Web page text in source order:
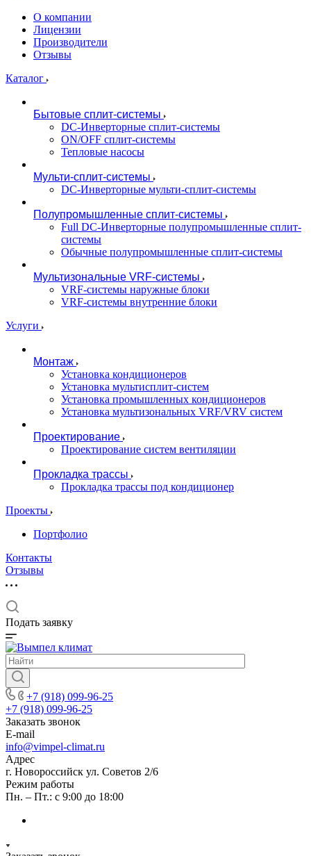
О компании
Лицензии
Производители
Отзывы
Каталог
Бытовые сплит-системы
DC-Инверторные сплит-системы
ON/OFF сплит-системы
Тепловые насосы
Мульти-сплит-системы
DC-Инверторные мульти-сплит-системы
Полупромышленные сплит-системы
Full DC-Инверторные полупромышленные сплит-
системы
Обычные полупромышленные сплит-системы
Мультизональные VRF-системы
VRF-системы наружные блоки
VRF-системы внутренние блоки
Услуги
Монтаж
Установка кондиционеров
Установка мультисплит-систем
Установка промышленных кондиционеров
Установка мультизональных VRF/VRV систем
Проектирование
Проектирование систем вентиляции
Прокладка трассы
Прокладка трассы под кондиционер
Проекты
Портфолио
Контакты
Отзывы
Подать заявку
+7 (918) 099-96-25
+7 (918) 099-96-25
Заказать звонок
E-mail
info@vimpel-climat.ru
Адрес
г. Новороссийск ул. Советов 2/6
Режим работы
Пн. – Пт.: с 9:00 до 18:00